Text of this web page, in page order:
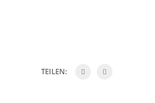
TEILEN: